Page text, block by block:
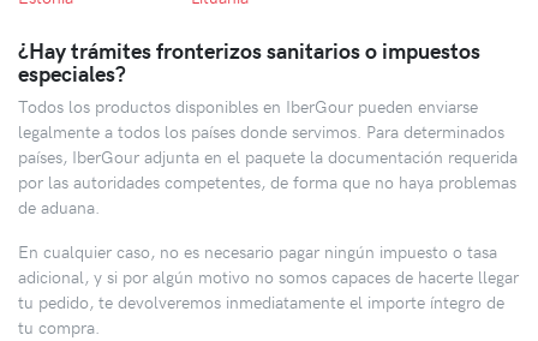
¿Hay trámites fronterizos sanitarios o impuestos
especiales?
Todos los productos disponibles en IberGour pueden enviarse
legalmente a todos los países donde servimos. Para determinados
países, IberGour adjunta en el paquete la documentación requerida
por las autoridades competentes, de forma que no haya problemas
de aduana.
En cualquier caso, no es necesario pagar ningún impuesto o tasa
adicional, y si por algún motivo no somos capaces de hacerte llegar
tu pedido, te devolveremos inmediatamente el importe íntegro de
tu compra.